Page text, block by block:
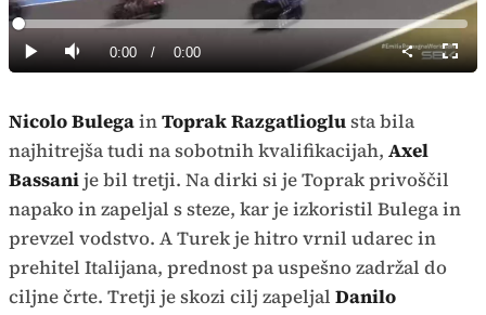
Predvajaj
PredvajajTiho Current
0:00 / Duration
0:00
Loaded:
0%
način
Nicolo BulegainToprak Razgatlioglusta bila
najhitrejša tudi na sobotnih kvalifikacijah, Axel
Bassanije bil tretji. Na dirki si je Toprak privoščil
napako in zapeljal s steze, kar je izkoristil Bulega in
prevzel vodstvo. A Turek je hitro vrnil udarec in
prehitel Italijana, prednost pa uspešno zadržal do
ciljne črte. Tretji je skozi cilj zapeljal Danilo